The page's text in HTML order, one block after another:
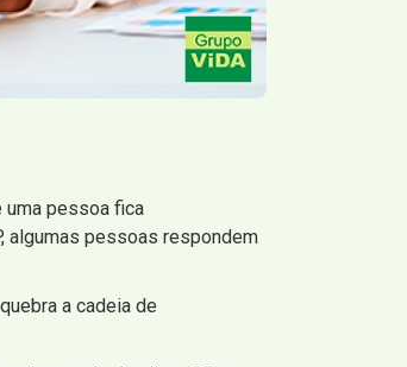
uma pessoa fica
algumas pessoas respondem
a cadeia de